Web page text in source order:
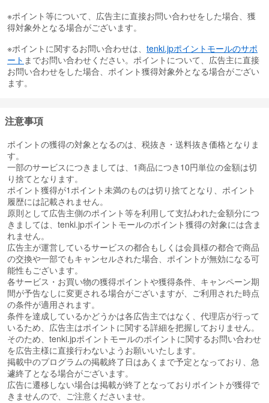
※ポイント等について、広告主に直接お問い合わせをした場合、獲
得対象外となる場合がございます。
※ポイントに関するお問い合わせは、 tenki.jpポイントモールのサポ
ート までお問い合わせください。ポイントについて、広告主に直接
お問い合わせをした場合、ポイント獲得対象外となる場合がござい
ます。
注意事項
ポイントの獲得の対象となるのは、税抜き・送料抜き価格となりま
す。
一部のサービスにつきましては、1商品につき10円単位の金額は切
り捨てとなります。
ポイント獲得が1ポイント未満のものは切り捨てとなり、ポイント
履歴には記載されません。
原則として広告主側のポイント等を利用して支払われた金額分につ
きましては、tenki.jpポイントモールのポイント獲得の対象には含ま
れません。
広告主が運営しているサービスの都合もしくは会員様の都合で商品
の交換や一部でもキャンセルされた場合、ポイントが無効になる可
能性もございます。
各サービス・お買い物の獲得ポイントや獲得条件、キャンペーン期
間が予告なしに変更される場合がございますが、ご利用された時点
の条件が適用されます。
条件を達成しているかどうかは各広告主ではなく、代理店が行って
いるため、広告主はポイントに関する詳細を把握しておりません。
そのため、tenki.jpポイントモールのポイントに関するお問い合わせ
を広告主様に直接行わないようお願いいたします。
掲載中のプログラムの掲載終了日はあくまで予定となっており、急
遽終了となる場合がございます。
広告に遷移しない場合は掲載が終了となっておりポイントが獲得で
きませんので、ご注意くださいませ。